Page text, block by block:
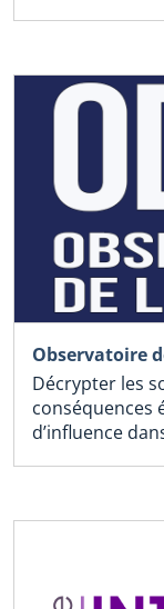
Observatoire
Décrypter les
conséquences
d’influence